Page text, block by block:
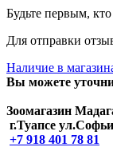
Будьте первым,
Для отправки
Наличие в
Вы можете
Зоомагазин
г.Туапсе
+7 918 401 78 81